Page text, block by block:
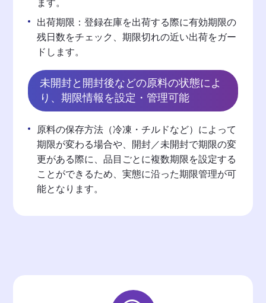
ます。
出荷期限：登録在庫を出荷する際に有効期限の
残日数をチェック、期限切れの近い出荷をガー
ドします。
未開封と開封後などの原料の状態によ
り、期限情報を設定・管理可能
原料の保存方法（冷凍・チルドなど）によって
期限が変わる場合や、開封／未開封で期限の変
更がある際に、品目ごとに複数期限を設定する
ことができるため、実態に沿った期限管理が可
能となります。